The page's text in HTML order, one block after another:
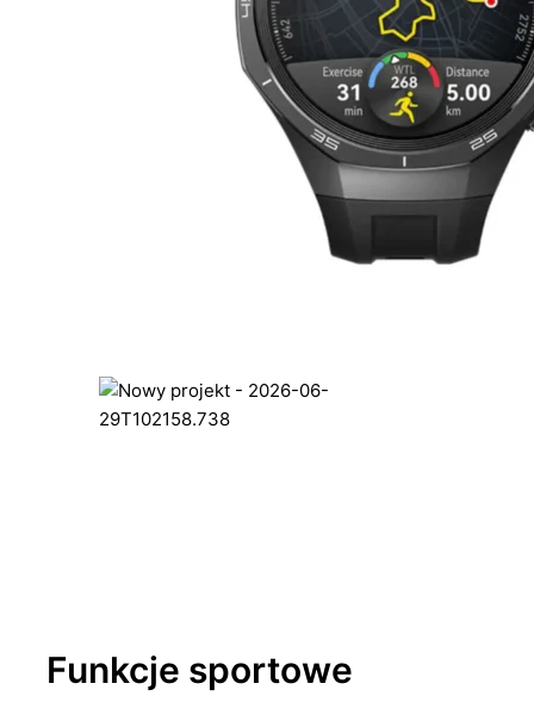
Funkcje sportowe